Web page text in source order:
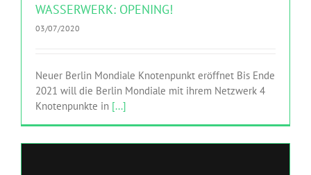
WASSERWERK: OPENING!
03/07/2020
Neuer Berlin Mondiale Knotenpunkt eröffnet Bis Ende
2021 will die Berlin Mondiale mit ihrem Netzwerk 4
Knotenpunkte in [...]